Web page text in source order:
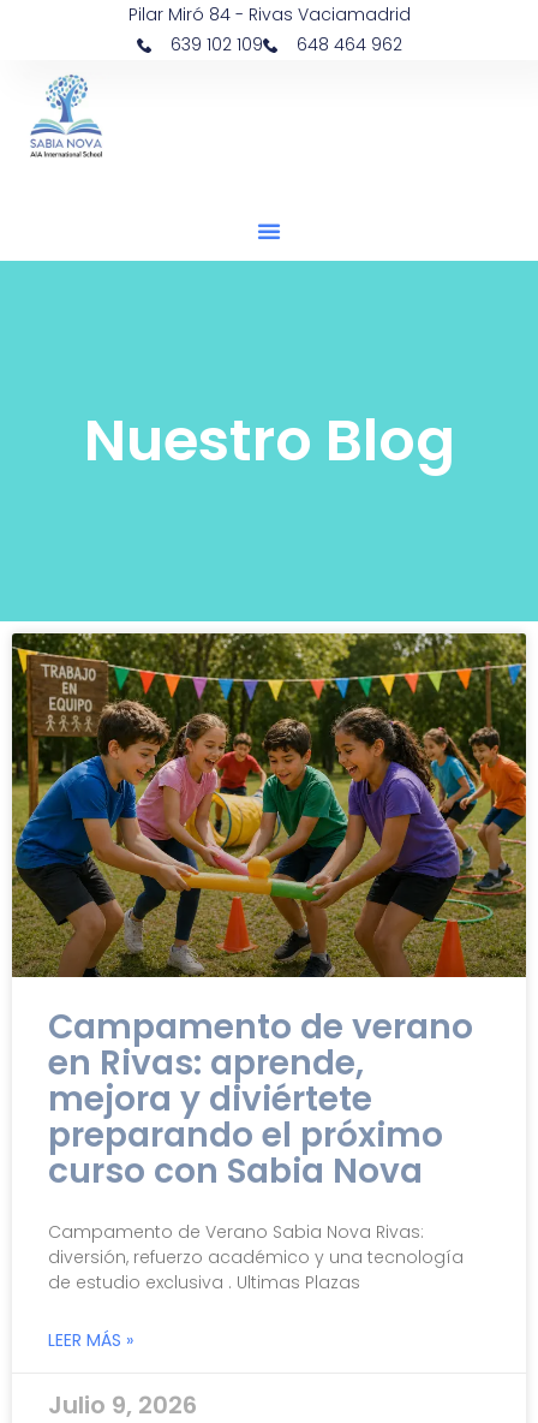
Pilar Miró 84 - Rivas Vaciamadrid
639 102 109
648 464 962
Nuestro Blog
Campamento de verano
en Rivas: aprende,
mejora y diviértete
preparando el próximo
curso con Sabia Nova
Campamento de Verano Sabia Nova Rivas:
diversión, refuerzo académico y una tecnología
de estudio exclusiva . Ultimas Plazas
LEER MÁS »
Julio 9, 2026